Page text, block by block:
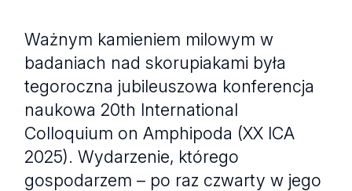
Ważnym kamieniem milowym w
badaniach nad skorupiakami była
tegoroczna jubileuszowa konferencja
naukowa 20th International
Colloquium on Amphipoda (XX ICA
2025). Wydarzenie, którego
gospodarzem – po raz czwarty w jego